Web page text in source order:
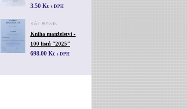
3.50 Kc s DPH
Kód: 801545
Kniha manželství -
100 listů "2025"
698.00 Kc s DPH